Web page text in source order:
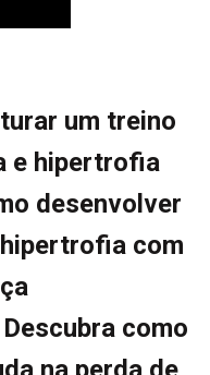
um treino
e hipertrofia
desenvolver
com
como